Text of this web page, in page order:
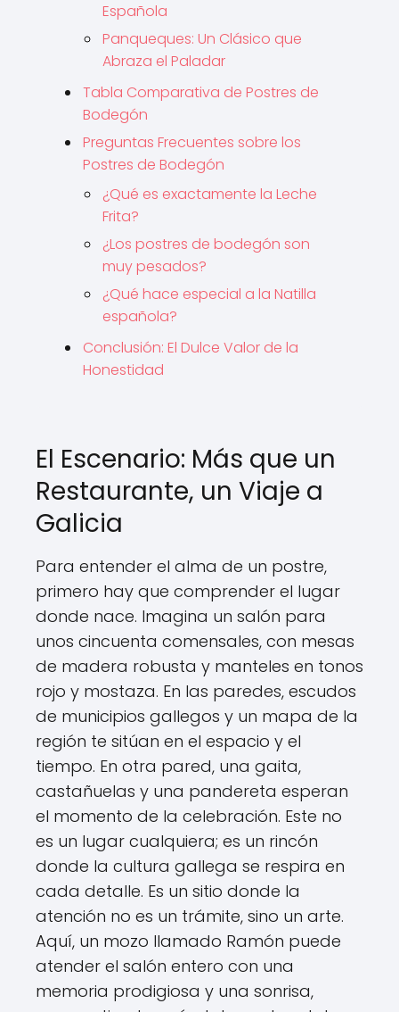
Española
Panqueques: Un Clásico que
Abraza el Paladar
Tabla Comparativa de Postres de
Bodegón
Preguntas Frecuentes sobre los
Postres de Bodegón
¿Qué es exactamente la Leche
Frita?
¿Los postres de bodegón son
muy pesados?
¿Qué hace especial a la Natilla
española?
Conclusión: El Dulce Valor de la
Honestidad
El Escenario: Más que un
Restaurante, un Viaje a
Galicia
Para entender el alma de un postre,
primero hay que comprender el lugar
donde nace. Imagina un salón para
unos cincuenta comensales, con mesas
de madera robusta y manteles en tonos
rojo y mostaza. En las paredes, escudos
de municipios gallegos y un mapa de la
región te sitúan en el espacio y el
tiempo. En otra pared, una gaita,
castañuelas y una pandereta esperan
el momento de la celebración. Este no
es un lugar cualquiera; es un rincón
donde la cultura gallega se respira en
cada detalle. Es un sitio donde la
atención no es un trámite, sino un arte.
Aquí, un mozo llamado Ramón puede
atender el salón entero con una
memoria prodigiosa y una sonrisa,